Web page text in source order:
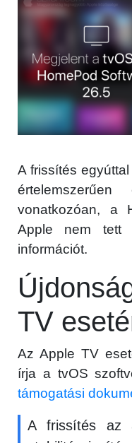
A frissítés
vonatkozóan, a
Apple nem tett
információt.
TV
Az Apple TV
írja a tvOS
támogatási
A frissítés az